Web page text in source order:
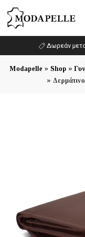
Δωρεάν
Modapelle » Shop »
»